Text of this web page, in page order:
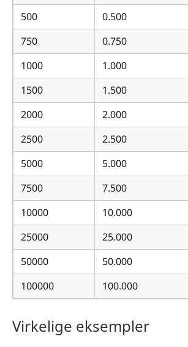
500
0.500
750
0.750
1000
1.000
1500
1.500
2000
2.000
2500
2.500
5000
5.000
7500
7.500
10000
10.000
25000
25.000
50000
50.000
100000
100.000
Virkelige eksempler